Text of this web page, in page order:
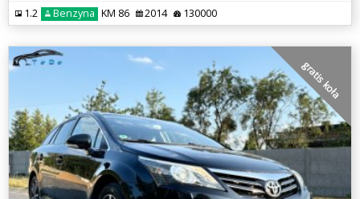
1.2 Benzyna KM 86 2014 130000
gratis koła